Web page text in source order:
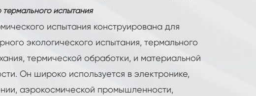
испытания
испытания конструирована для
экологического испытания, термального
термической обработки, и материальной
Он широко используется в электронике,
аэрокосмической промышленности,